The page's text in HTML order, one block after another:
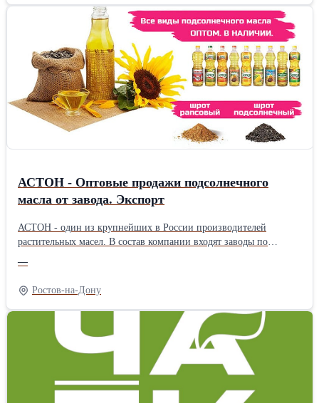
АСТОН - Оптовые продажи подсолнечного
масла от завода. Экспорт
АСТОН - один из крупнейших в России производителей
растительных масел. В состав компании входят заводы по
терминалы на реке Дон, сухогрузы класса «река-море».
Ассортимент: - Масло подсолнечное рафинированное ТМ
«Затея», «Волшебный Край» и «Светлица» - Масло
подсолнечное высокоолеиновое ТМ «Астон» - Рафинированное
и нерафинированное масло наливом (авто-, ж/д цистерны,
flexitank 22 тонны) География поставок: Россия, СНГ, КНР,
Вьетнам, Афганистан и др. Цены зависят от объема закупки,
условий доставки, фасовки, и других условий. Доставляем
авто-, жд- и морским транспортом на условиях EXW, FCA, DAP,
—
Ростов-на-Дону